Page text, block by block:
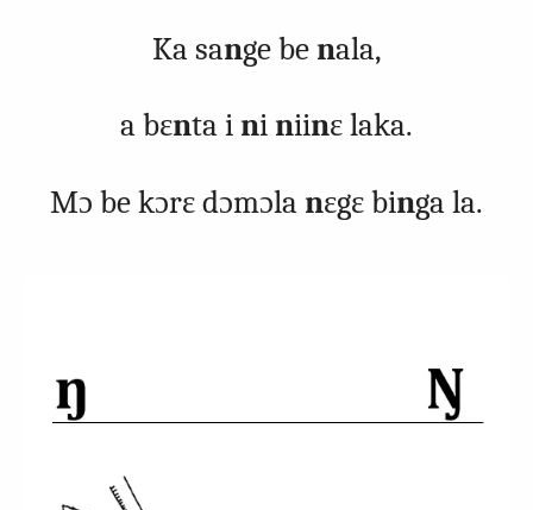
Ka sange benala,
a bɛnta ininiinɛ laka.
Mɔ be kɔrɛ dɔmɔla nɛgɛ binga la.